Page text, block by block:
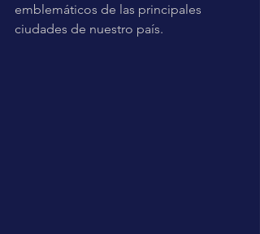
emblemáticos de las principales
ciudades de nuestro país.